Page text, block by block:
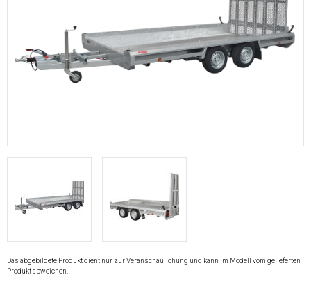
Das abgebildete Produkt dient nur zur Veranschaulichung und kann im Modell vom gelieferten
Produkt abweichen.